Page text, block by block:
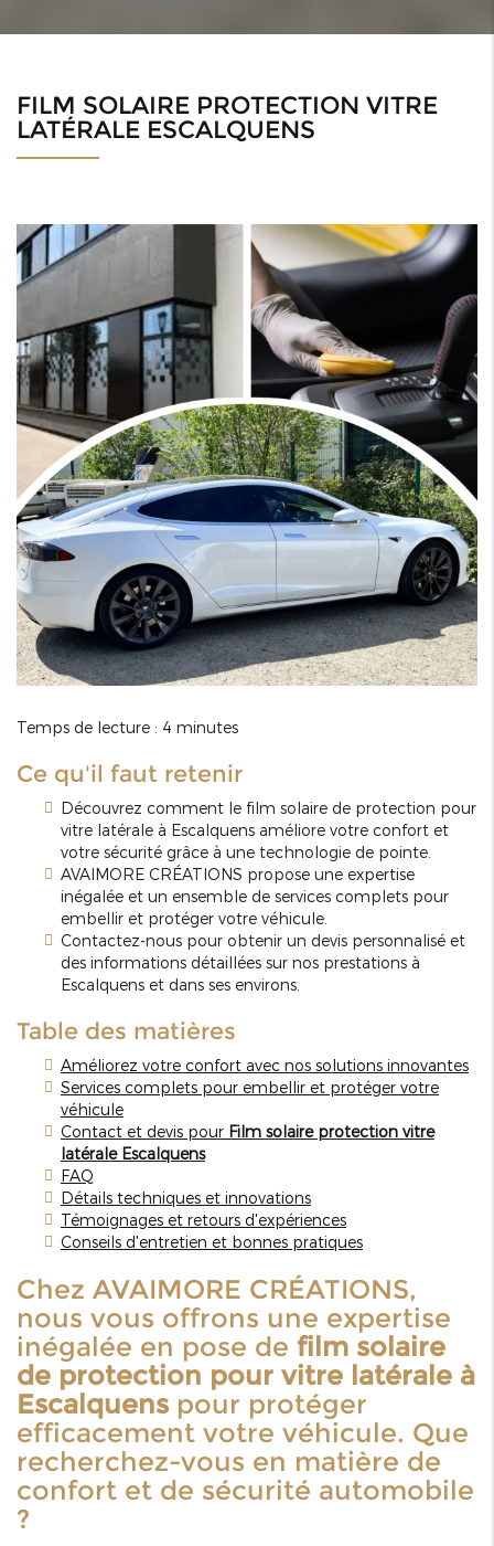
FILM SOLAIRE PROTECTION VITRE
LATÉRALE ESCALQUENS
Temps de lecture : 4 minutes
Ce qu'il faut retenir
Découvrez comment le film solaire de protection pour
vitre latérale à Escalquens améliore votre confort et
votre sécurité grâce à une technologie de pointe.
AVAIMORE CRÉATIONS propose une expertise
inégalée et un ensemble de services complets pour
embellir et protéger votre véhicule.
Contactez-nous pour obtenir un devis personnalisé et
des informations détaillées sur nos prestations à
Escalquens et dans ses environs.
Table des matières
Améliorez votre confort avec nos solutions innovantes
Services complets pour embellir et protéger votre
véhicule
Contact et devis pour Film solaire protection vitre
latérale Escalquens
FAQ
Détails techniques et innovations
Témoignages et retours d'expériences
Conseils d'entretien et bonnes pratiques
Chez AVAIMORE CRÉATIONS,
nous vous offrons une expertise
inégalée en pose de film solaire
de protection pour vitre latérale à
Escalquens pour protéger
efficacement votre véhicule. Que
recherchez-vous en matière de
confort et de sécurité automobile
?